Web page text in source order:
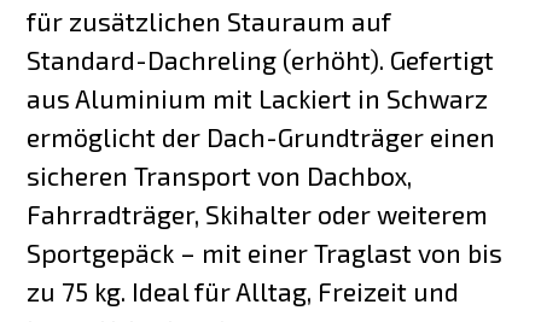
für zusätzlichen Stauraum auf
Standard-Dachreling (erhöht). Gefertigt
aus Aluminium mit Lackiert in Schwarz
ermöglicht der Dach-Grundträger einen
sicheren Transport von Dachbox,
Fahrradträger, Skihalter oder weiterem
Sportgepäck – mit einer Traglast von bis
zu 75 kg. Ideal für Alltag, Freizeit und